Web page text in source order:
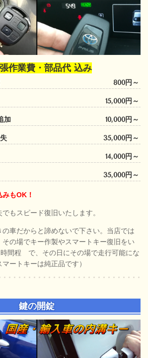
作業費・部品代 込み
800円～
15,000円～
加 10,000円～
35,000円～
14,000円～
35,000円～
もOK！
もスピード復旧いたします。
車だからと諦めないで下さい。当店では
の場でキー作製やスマートキー復旧をい
間程 で、その日にその場で走行可能にな
ートキーは純正品です）
鍵の開錠